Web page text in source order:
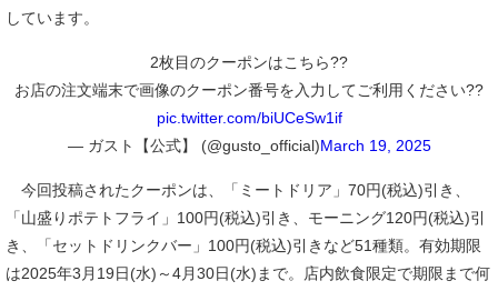
しています。
2枚目のクーポンはこちら??
お店の注文端末で画像のクーポン番号を入力してご利用ください??
pic.twitter.com/biUCeSw1if
— ガスト【公式】 (@gusto_official)March 19, 2025
今回投稿されたクーポンは、「ミートドリア」70円(税込)引き、
「山盛りポテトフライ」100円(税込)引き、モーニング120円(税込)引
き、「セットドリンクバー」100円(税込)引きなど51種類。有効期限
は2025年3月19日(水)～4月30日(水)まで。店内飲食限定で期限まで何